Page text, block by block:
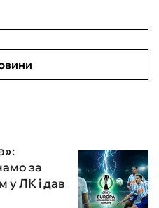
за
у ЛК і дав